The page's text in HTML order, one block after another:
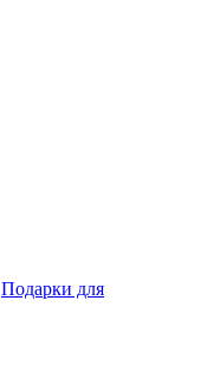
Подарки для